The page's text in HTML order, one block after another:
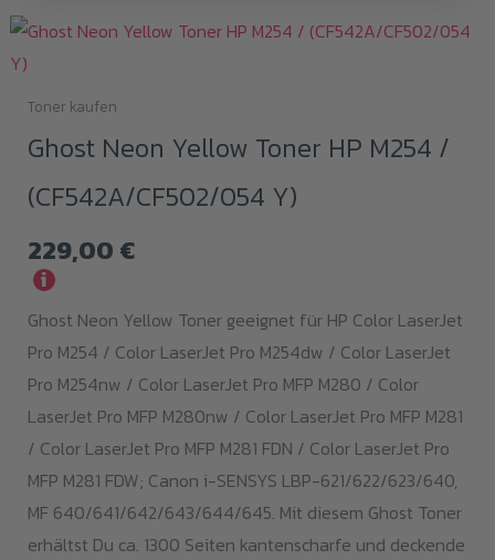
Toner kaufen
Ghost Neon Yellow Toner HP M254 /
(CF542A/CF502/054 Y)
229,00 €
i
Ghost Neon Yellow Toner geeignet für HP Color LaserJet
Pro M254 / Color LaserJet Pro M254dw / Color LaserJet
Pro M254nw / Color LaserJet Pro MFP M280 / Color
LaserJet Pro MFP M280nw / Color LaserJet Pro MFP M281
/ Color LaserJet Pro MFP M281 FDN / Color LaserJet Pro
MFP M281 FDW; Canon i-SENSYS LBP-621/622/623/640,
MF 640/641/642/643/644/645. Mit diesem Ghost Toner
erhältst Du ca. 1300 Seiten kantenscharfe und deckende